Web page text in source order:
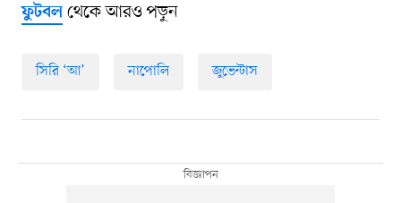
ফুটবলথেকে আরও পড়ুন
সিরি ‘আ’ নাপোলি জুভেন্টাস